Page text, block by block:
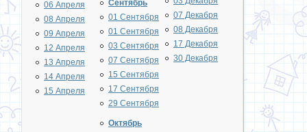
06 Апреля
08 Апреля
09 Апреля
12 Апреля
13 Апреля
14 Апреля
15 Апреля
Сентябрь
01 Сентября
01 Сентября
03 Сентября
07 Сентября
15 Сентября
17 Сентября
29 Сентября
Октябрь
07 Декабря
08 Декабря
17 Декабря
30 Декабря